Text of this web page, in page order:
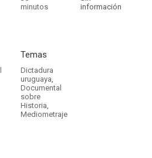
minutos
información
Temas
Dictadura
uruguaya,
Documental
sobre
Historia,
Mediometraje